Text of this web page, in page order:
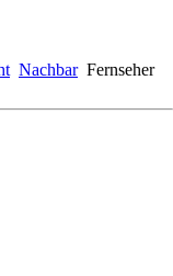
Nachbar Fernseher